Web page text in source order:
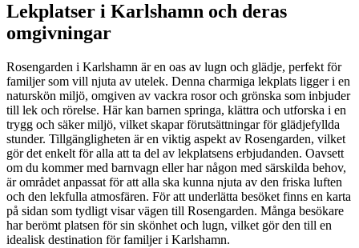
Lekplatser i Karlshamn och deras
omgivningar
Rosengarden i Karlshamn är en oas av lugn och glädje, perfekt för
familjer som vill njuta av utelek. Denna charmiga lekplats ligger i en
naturskön miljö, omgiven av vackra rosor och grönska som inbjuder
till lek och rörelse. Här kan barnen springa, klättra och utforska i en
trygg och säker miljö, vilket skapar förutsättningar för glädjefyllda
stunder. Tillgängligheten är en viktig aspekt av Rosengarden, vilket
gör det enkelt för alla att ta del av lekplatsens erbjudanden. Oavsett
om du kommer med barnvagn eller har någon med särskilda behov,
är området anpassat för att alla ska kunna njuta av den friska luften
och den lekfulla atmosfären. För att underlätta besöket finns en karta
på sidan som tydligt visar vägen till Rosengarden. Många besökare
har berömt platsen för sin skönhet och lugn, vilket gör den till en
idealisk destination för familjer i Karlshamn.